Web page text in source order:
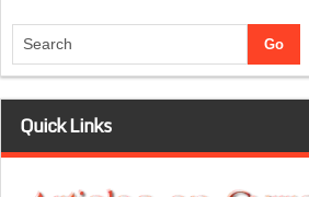
Quick Links